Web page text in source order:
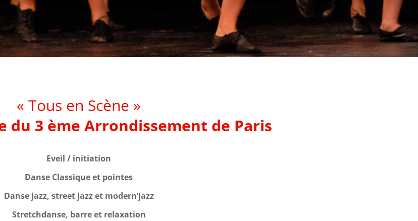
« Tous en Scène »
du 3 ème Arrondissement de Paris
Eveil / initiation
Danse Classique et pointes
Danse jazz, street jazz et modern’jazz
Stretchdanse, barre et relaxation